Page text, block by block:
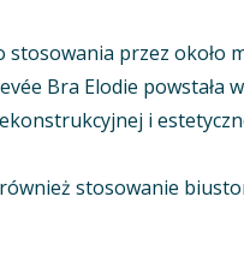
przez
Bra Elodie powstała
i
stosowanie